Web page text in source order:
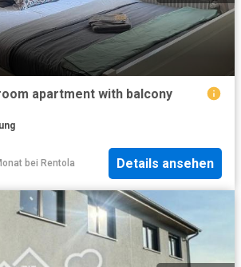
apartment with balcony
bei Rentola Details ansehen